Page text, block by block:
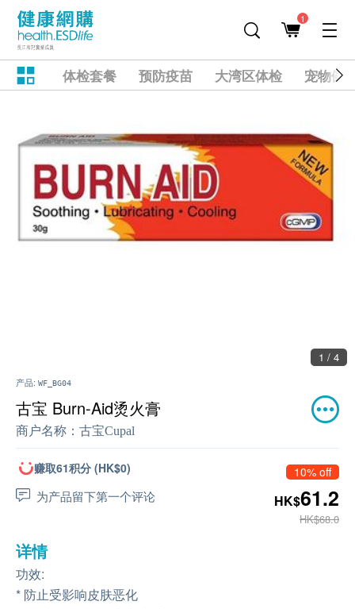
1
体检套餐 预防疫苗 大湾区体检 宠物健
1 / 4
产品: WF_BG04
古宝 Burn-Aid烫火膏
商户名称： 古宝Cupal
赚取61积分 (HK$0)
为产品留下第一个评论
10% off
HK$61.2
HK$68.0
详情
功效:
* 防止受影响皮肤恶化